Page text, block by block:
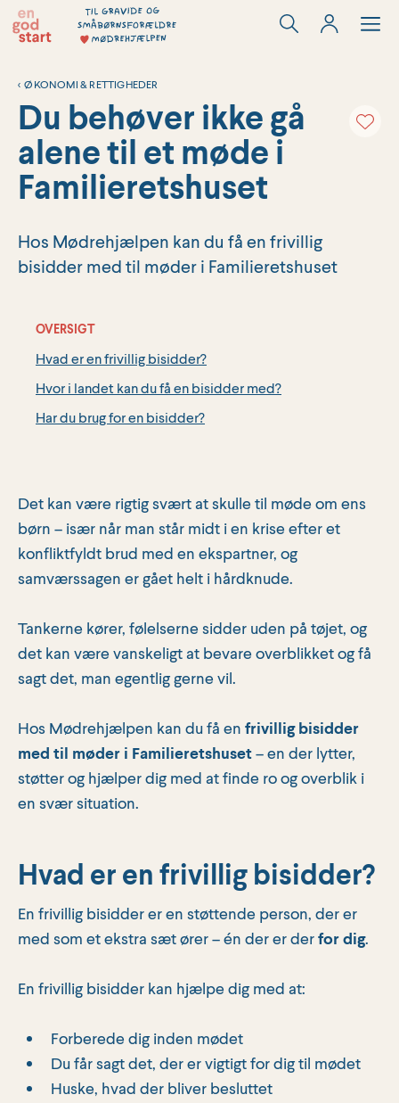
Hop
< ØKONOMI & RETTIGHEDER
Du behøver ikke gå
alene til et møde i
Familieretshuset
Hos Mødrehjælpen kan du få en frivillig
bisidder med til møder i Familieretshuset
OVERSIGT
Hvad er en frivillig bisidder?
Hvor i landet kan du få en bisidder med?
Har du brug for en bisidder?
Det kan være rigtig svært at skulle til møde om ens
børn – især når man står midt i en krise efter et
konfliktfyldt brud med en ekspartner, og
samværssagen er gået helt i hårdknude.
Tankerne kører, følelserne sidder uden på tøjet, og
det kan være vanskeligt at bevare overblikket og få
sagt det, man egentlig gerne vil.
Hos Mødrehjælpen kan du få en frivillig bisidder
med til møder i Familieretshuset– en der lytter,
støtter og hjælper dig med at finde ro og overblik i
en svær situation.
Hvad er en frivillig bisidder?
En frivillig bisidder er en støttende person, der er
med som et ekstra sæt ører – én der er derfor dig.
En frivillig bisidder kan hjælpe dig med at:
Forberede dig inden mødet
Du får sagt det, der er vigtigt for dig til mødet
Huske, hvad der bliver besluttet